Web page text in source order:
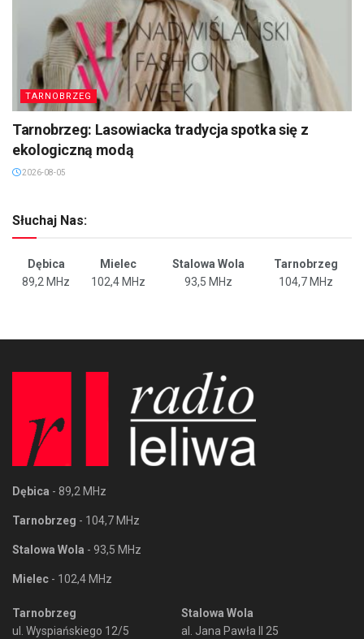
TARNOBRZEG
Tarnobrzeg: Lasowiacka tradycja spotka się z
ekologiczną modą
2026-08-05
Słuchaj Nas:
Dębica Mielec Stalowa Wola
Tarnobrzeg
89,2 MHz
102,4 MHz 93,5 MHz 104,7 MHz
Dębica - 89,2 MHz
Tarnobrzeg - 104,7 MHz
Stalowa Wola - 93,5 MHz
Mielec - 102,4 MHz
Tarnobrzeg
ul. Wyspiańskiego 12/5
Stalowa Wola
al. Jana Pawła II 25